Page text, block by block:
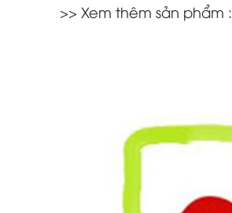
>> Xem thêm sản phẩm :